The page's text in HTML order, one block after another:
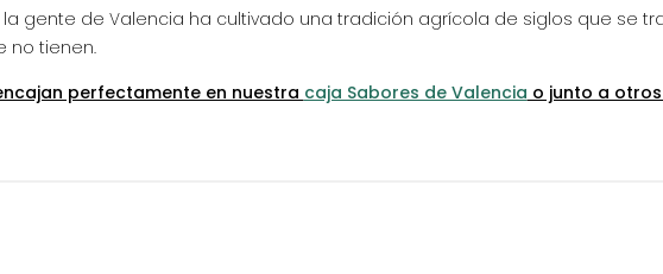
gente de Valencia ha cultivado una tradición agrícola de siglos que se
no tienen.
perfectamente en nuestra caja Sabores de Valencia o junto a otros